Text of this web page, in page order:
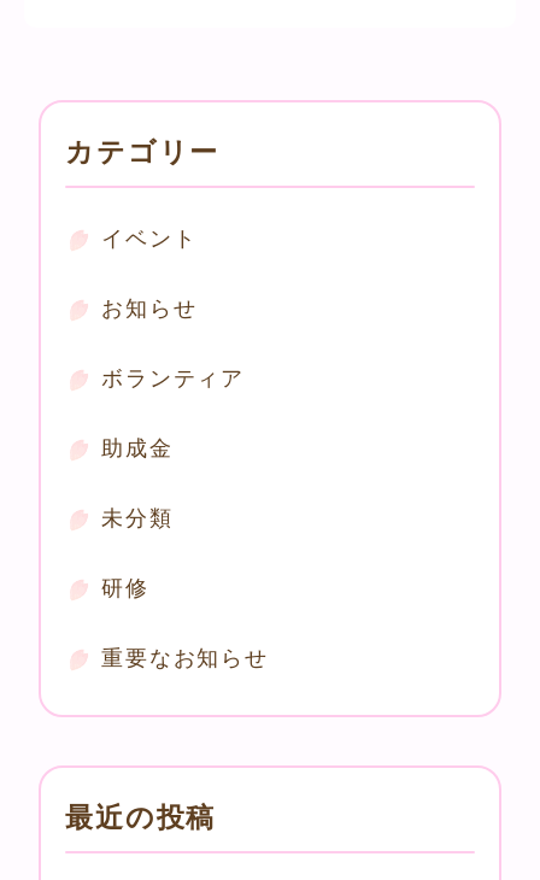
カテゴリー
イベント
お知らせ
ボランティア
助成金
未分類
研修
重要なお知らせ
最近の投稿